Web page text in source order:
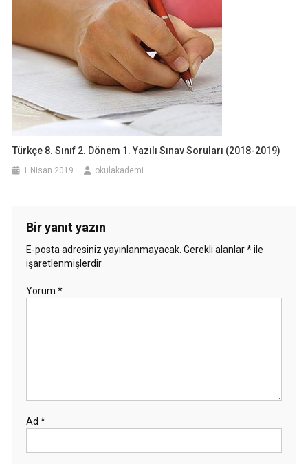
Türkçe 8. Sınıf 2. Dönem 1. Yazılı Sınav Soruları (2018-2019)
1 Nisan 2019 okulakademi
Bir yanıt yazın
E-posta adresiniz yayınlanmayacak. Gerekli alanlar*ile
işaretlenmişlerdir
Yorum *
Ad *